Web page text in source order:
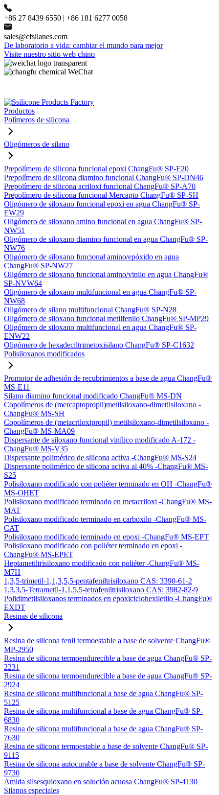
+86 27 8439 6550 | +86 181 6277 0058
sales@cfsilanes.com
De laboratorio a vida: cambiar el mundo para mejor
Visite nuestro sitio web chino
Productos
Polímeros de silicona
Oligómeros de silano
Prepolímero de silicona funcional epoxi ChangFu® SP-E20
Prepolímero de silicona diamino funcional ChangFu® SP-DN46
Prepolímero de silicona acriloxi funcional ChangFu® SP-A70
Prepolímero de silicona funcional Mercapto ChangFu® SP-SH
Oligómero de siloxano funcional epoxi en agua ChangFu® SP-
EW29
Oligómero de siloxano amino funcional en agua ChangFu® SP-
NW51
Oligómero de siloxano diamino funcional en agua ChangFu® SP-
NW76
Oligómero de siloxano funcional amino/epóxido en agua
ChangFu® SP-NW27
Oligómero de siloxano funcional amino/vinilo en agua ChangFu®
SP-NVW64
Oligómero de siloxano multifuncional en agua ChangFu® SP-
NW68
Oligómero de silano multifuncional ChangFu® SP-N28
Oligómero de siloxano funcional metilfenilo ChangFu® SP-MP29
Oligómero de siloxano multifuncional en agua ChangFu® SP-
ENW22
Oligómero de hexadeciltrimetoxisilano ChangFu® SP-C1632
Polisiloxanos modificados
Promotor de adhesión de recubrimientos a base de agua ChangFu®
MS-E11
Silano diamino funcional modificado ChangFu® MS-DN
Copolímeros de (mercaptopropil)metilsiloxano-dimetilsiloxano -
ChangFu® MS-SH
Copolímeros de (metacriloxipropil) metilsiloxano-dimetilsiloxano -
ChangFu® MS-MA09
Dispersante de siloxano funcional vinílico modificado A-172 -
ChangFu® MS-V35
Dispersante polimérico de silicona activa -ChangFu® MS-S24
Dispersante polimérico de silicona activa al 40% -ChangFu® MS-
S25
Polisiloxano modificado con poliéter terminado en OH -ChangFu®
MS-OHET
Polisiloxano modificado terminado en metacriloxi -ChangFu® MS-
MAT
Polisiloxano modificado terminado en carboxilo -ChangFu® MS-
CAT
Polisiloxano modificado terminado en epoxi -ChangFu® MS-EPT
Polisiloxano modificado con poliéter terminado en epoxi -
ChangFu® MS-EPET
Heptametiltrisiloxano modificado con poliéter -ChangFu® MS-
M7H
1,3,5-trimetil-1,1,3,5,5-pentafeniltrisiloxano CAS: 3390-61-2
1,3,3,5-Tetrametil-1,1,5,5-tetrafeniltrisiloxano CAS: 3982-82-9
Polidimetilsiloxanos terminados en epoxiciclohexiletilo -ChangFu®
EXDT
Resinas de silicona
Resina de silicona fenil termoestable a base de solvente ChangFu®
MP-2950
Resina de silicona termoendurecible a base de agua ChangFu® SP-
2231
Resina de silicona termoendurecible a base de agua ChangFu® SP-
2924
Resina de silicona multifuncional a base de agua ChangFu® SP-
5125
Resina de silicona multifuncional a base de agua ChangFu® SP-
6830
Resina de silicona multifuncional a base de agua ChangFu® SP-
7630
Resina de silicona termoestable a base de solvente ChangFu® SP-
9115
Resina de silicona autocurable a base de solvente ChangFu® SP-
9730
Amida silsesquioxano en solución acuosa ChangFu® SP-4130
Silanos especiales